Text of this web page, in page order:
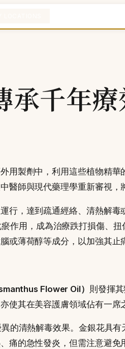
千年
用製劑中，利用這些植物精
師與現代藥理學重新審視，
行，達到疏通經絡、清熱解
作用，成為治療跌打損傷、
或薄荷醇等成分，以加強其止
Flower Oil） 則發揮
使其在美容護膚領域佔有一席
的清熱解毒效果。金銀花具
的急性發炎，但需注意避免